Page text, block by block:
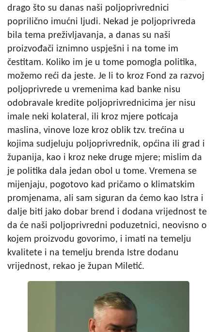
drago što su danas naši poljoprivrednici
poprilično imućni ljudi. Nekad je poljoprivreda
bila tema preživljavanja, a danas su naši
proizvođači iznimno uspješni i na tome im
čestitam. Koliko im je u tome pomogla politika,
možemo reći da jeste. Je li to kroz Fond za razvoj
poljoprivrede u vremenima kad banke nisu
odobravale kredite poljoprivrednicima jer nisu
imale neki kolateral, ili kroz mjere poticaja
maslina, vinove loze kroz oblik tzv. trećina u
kojima sudjeluju poljoprivrednik, općina ili grad i
županija, kao i kroz neke druge mjere; mislim da
je politika dala jedan obol u tome. Vremena se
mijenjaju, pogotovo kad pričamo o klimatskim
promjenama, ali sam siguran da ćemo kao Istra i
dalje biti jako dobar brend i dodana vrijednost te
da će naši poljoprivredni poduzetnici, neovisno o
kojem proizvodu govorimo, i imati na temelju
kvalitete i na temelju brenda Istre dodanu
vrijednost, rekao je župan Miletić.